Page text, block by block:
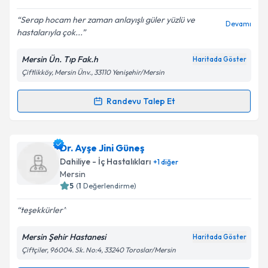
Kişisel verilerimin işlenmesine ilişkin
Aydınlatma
Metni'ni okudum ve kişisel verilerimin belirtilen
kapsamda işlenmesini kabul ediyorum.
Serap hocam her zaman anlayışlı güler yüzlü ve
hastalarıyla çok...
Devamı
Mersin Ün. Tıp Fak.h Haritada Göster
Çiftlikköy, Mersin Ünv., 33110 Yenişehir/Mersin
Randevu Talep Et
Randevu Takvimi Talebi
Dr. Serap Demiriçin randevu takvimi talebi
oluşturun. Size bu uzmandan randevu almanız için bir
takvim hazırlandığında e-posta ile bilgilendireceğiz.
Kişisel verilerimin işlenmesine ilişkin
Metni'ni okudum ve kişisel verilerimin belirtilen
Dr. Ayşe Jini Güneş
Dahiliye - İç Hastalıkları +1diğer
Mersin
5 (1 Değerlendirme)
teşekkürler
Mersin Şehir Hastanesi Haritada Göster
Çiftçiler, 96004. Sk. No:4, 33240 Toroslar/Mersin